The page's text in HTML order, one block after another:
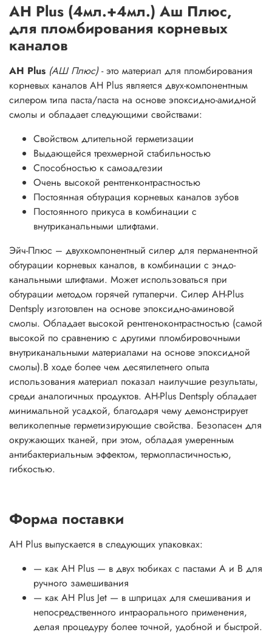
AH Plus (4мл.+4мл.) Аш Плюс,
для пломбирования корневых
каналов
AH Plus (АШ Плюс) - это материал для пломбирования
корневых каналов AH Plus является двух-компонентным
силером типа паста/паста на основе эпоксидно-амидной
смолы и обладает следующими свойствами:
Свойством длительной герметизации
Выдающейся трехмерной стабильностью
Способностью к самоадгезии
Очень высокой рентгенконтрастностью
Постоянная обтурация корневых каналов зубов
Постоянного прикуса в комбинации с
внутриканальными штифтами.
Эйч-Плюс – двухкомпонентный силер для перманентной
обтурации корневых каналов, в комбинации с эндо-
канальными штифтами. Может использоваться при
обтурации методом горячей гуттаперчи. Силер AH-Plus
Dentsply изготовлен на основе эпоксидно-аминовой
смолы. Обладает высокой рентгеноконтрастностью (самой
высокой по сравнению с другими пломбировочными
внутриканальными материалами на основе эпоксидной
смолы).В ходе более чем десятилетнего опыта
использования материал показал наилучшие результаты,
среди аналогичных продуктов. AH-Plus Dentsply обладает
минимальной усадкой, благодаря чему демонстрирует
великолепные герметизирующие свойства. Безопасен для
окружающих тканей, при этом, обладая умеренным
антибактериальным эффектом, термопластичностью,
гибкостью.
Форма поставки
AH Plus выпускается в следующих упаковках:
— как АН Plus — в двух тюбиках с пастами А и В для
ручного замешивания
— как АН Plus Jet — в шприцах для смешивания и
непосредственного интраорального применения,
делая процедуру более точной, удобной и быстрой.